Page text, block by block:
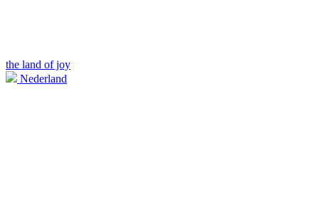
the land of joy
Nederland